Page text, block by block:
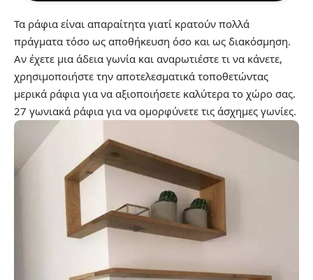
Τα ράφια είναι απαραίτητα γιατί κρατούν πολλά
πράγματα τόσο ως αποθήκευση όσο και ως διακόσμηση.
Αν έχετε μια άδεια γωνία και αναρωτιέστε τι να κάνετε,
χρησιμοποιήστε την αποτελεσματικά τοποθετώντας
μερικά ράφια για να αξιοποιήσετε καλύτερα το χώρο σας.
27 γωνιακά ράφια για να ομορφύνετε τις άσχημες γωνίες.